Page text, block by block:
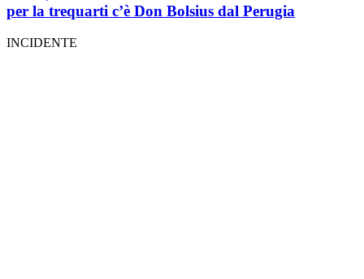
per la trequarti c’è Don Bolsius dal Perugia
INCIDENTE